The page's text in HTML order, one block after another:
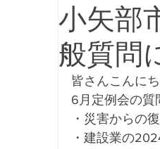
小矢部
般質問
皆さんこんにち
6月定例会の質
・災害からの
・建設業の